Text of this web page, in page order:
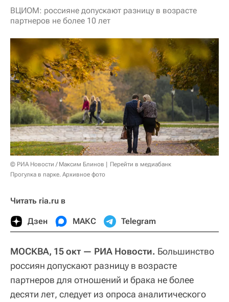
ВЦИОМ: россияне допускают разницу в возрасте
партнеров не более 10 лет
© РИА Новости / Максим Блинов
Перейти в медиабанк
Прогулка в парке. Архивное фото
Читать ria.ru в
Дзен МАКС Telegram
МОСКВА, 15 окт — РИА Новости. Большинство
россиян допускают разницу в возрасте
партнеров для отношений и брака не более
десяти лет, следует из опроса аналитического